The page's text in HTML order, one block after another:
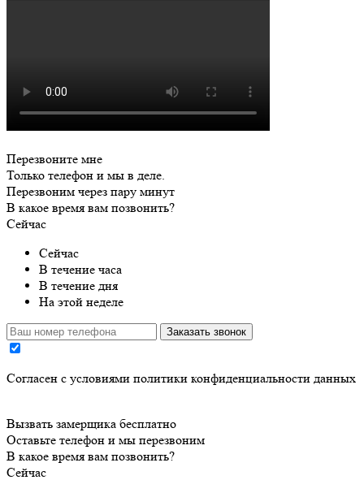
Перезвоните мне
Только телефон и мы в деле.
Перезвоним через пару минут
В какое время вам позвонить?
Сейчас
Сейчас
В течение часа
В течение дня
На этой неделе
Заказать звонок
Cогласен с условиями политики конфиденциальности данных
Вызвать замерщика бесплатно
Оставьте телефон и мы перезвоним
В какое время вам позвонить?
Сейчас